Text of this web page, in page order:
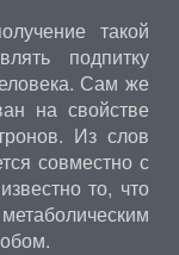
такой
подпитку
Сам же
на свойстве
Из слов
совместно с
то, что